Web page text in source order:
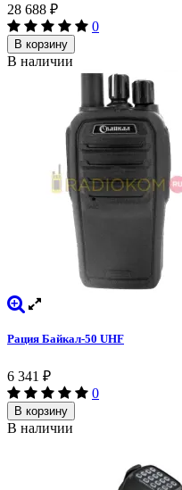
28 688 ₽
0
В корзину
В наличии
Рация Байкал-50 UHF
6 341 ₽
0
В корзину
В наличии